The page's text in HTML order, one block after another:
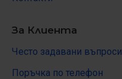
За Клиента
Често задавани въпроси
Поръчка по телефон